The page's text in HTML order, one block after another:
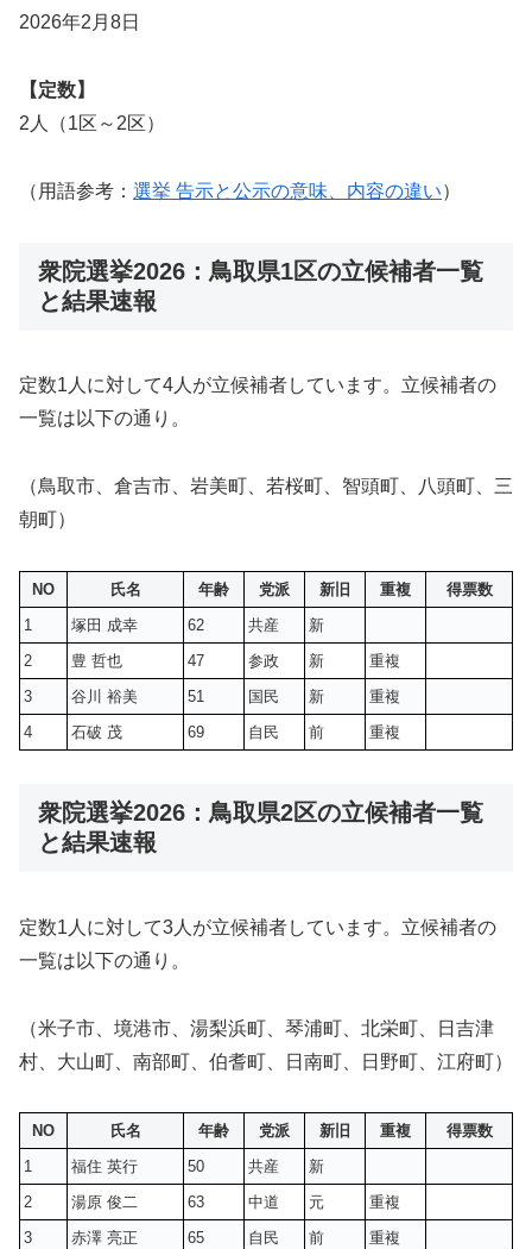
2026年2月8日
【定数】
2人（1区～2区）
（用語参考： 選挙 告示と公示の意味、内容の違い）
衆院選挙2026：鳥取県1区の立候補者一覧
と結果速報
定数1人に対して4人が立候補者しています。立候補者の
一覧は以下の通り。
（鳥取市、倉吉市、岩美町、若桜町、智頭町、八頭町、三
朝町）
NO 氏名 年齢 党派 新旧 重複
得票数
1
塚田 成幸 62 共産
新
2
豊 哲也 47 参政 新
重複
3
谷川 裕美 51 国民 新
重複
4
石破 茂 69 自民 前 重複
衆院選挙2026：鳥取県2区の立候補者一覧
と結果速報
定数1人に対して3人が立候補者しています。立候補者の
一覧は以下の通り。
（米子市、境港市、湯梨浜町、琴浦町、北栄町、日吉津
村、大山町、南部町、伯耆町、日南町、日野町、江府町）
NO 氏名 年齢 党派 新旧 重複
得票数
1
福住 英行 50 共産
新
2
湯原 俊二 63 中道 元
重複
3
赤澤 亮正 65 自民 前 重複